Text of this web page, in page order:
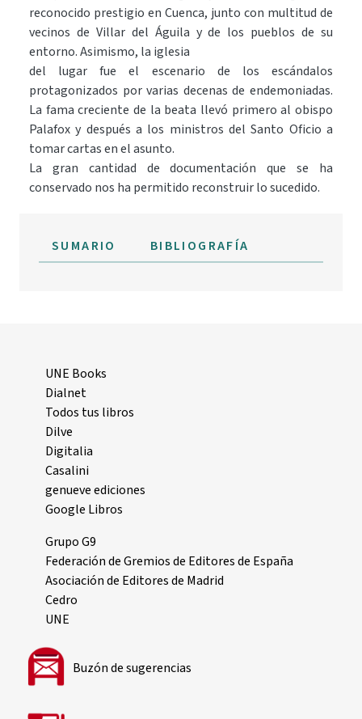
reconocido prestigio en Cuenca, junto con multitud de
vecinos de Villar del Águila y de los pueblos de su
entorno. Asimismo, la iglesia
del lugar fue el escenario de los escándalos
protagonizados por varias decenas de endemoniadas.
La fama creciente de la beata llevó primero al obispo
Palafox y después a los ministros del Santo Oficio a
tomar cartas en el asunto.
La gran cantidad de documentación que se ha
conservado nos ha permitido reconstruir lo sucedido.
SUMARIO BIBLIOGRAFÍA
UNE Books
Dialnet
Todos tus libros
Dilve
Digitalia
Casalini
genueve ediciones
Google Libros
Grupo G9
Federación de Gremios de Editores de España
Asociación de Editores de Madrid
Cedro
UNE
Buzón de sugerencias